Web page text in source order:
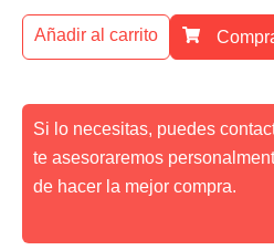
Añadir al carrito
Si lo necesitas, puedes
te asesoraremos
de hacer la mejor compra.